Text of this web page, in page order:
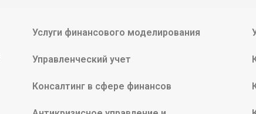
Услуги финансового моделирования
Управленческий учет
Консалтинг в сфере финансов